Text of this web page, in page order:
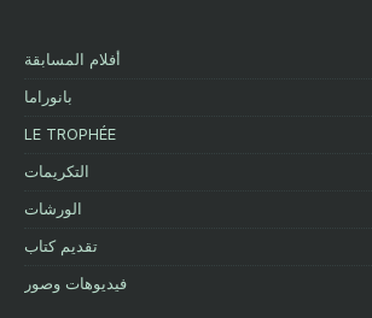
أفلام المسابقة
بانوراما
LE TROPHÉE
التكريمات
الورشات
تقديم كتاب
فيديوهات وصور